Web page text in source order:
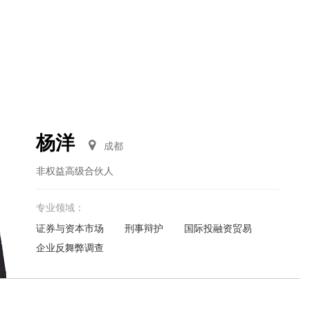
杨洋 成都
非权益高级合伙人
专业领域：
证券与资本市场
刑事辩护
国际投融资贸易
企业反舞弊调查